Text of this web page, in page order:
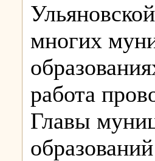
многих
работа
Главы